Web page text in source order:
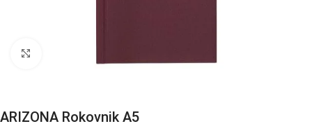
ARIZONA Rokovnik A5